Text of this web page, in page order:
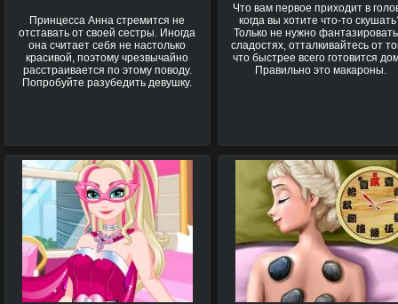
Принцесса Анна стремится не
отставать от своей сестры. Иногда
она считает себя не настолько
красивой, поэтому чрезвычайно
расстраивается по этому поводу.
Попробуйте разубедить девушку.
Что вам первое приходит в
когда вы хотите что-то
Только не нужно
сладостях, отталкивайтесь от
что быстрее всего готовится
Правильно это макароны.